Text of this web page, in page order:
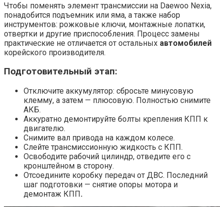
Чтобы поменять элемент трансмиссии на Daewoo Nexia,
понадобится подъемник или яма, а также набор
инструментов: рожковые ключи, монтажные лопатки,
отвертки и другие приспособления. Процесс замены
практические не отличается от остальных автомобилей
корейского производителя.
Подготовительный этап:
Отключите аккумулятор: сбросьте минусовую
клемму, а затем — плюсовую. Полностью снимите
АКБ.
Аккуратно демонтируйте болты крепления КПП к
двигателю.
Снимите вал привода на каждом колесе.
Слейте трансмиссионную жидкость с КПП.
Освободите рабочий цилиндр, отведите его с
кронштейном в сторону.
Отсоедините коробку передач от ДВС. Последний
шаг подготовки — снятие опоры мотора и
демонтаж КПП.